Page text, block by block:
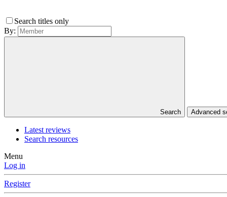
Search titles only
By:
Search Advanced
Latest reviews
Search resources
Menu
Log in
Register